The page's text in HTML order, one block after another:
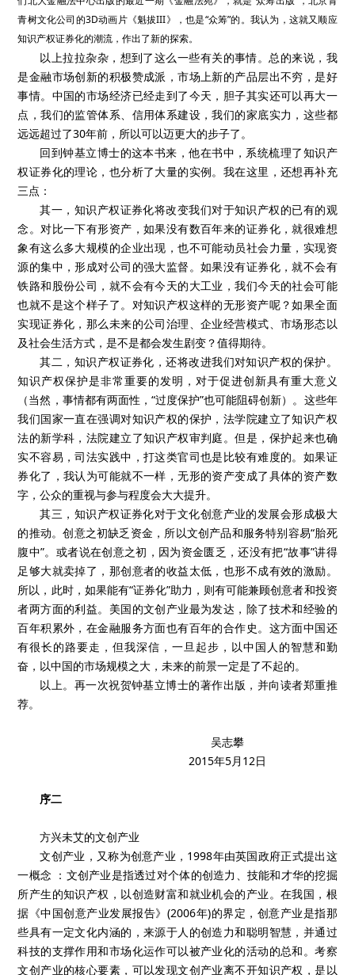
青树文化公司的3D动画片《魁拔III》，也是“众筹”的。我认为，这就又顺应
知识产权证券化的潮流，作出了新的探索。
以上拉拉杂杂，想到了这么一些有关的事情。总的来说，我
是金融市场创新的积极赞成派，市场上新的产品层出不穷，是好
事情。中国的市场经济已经走到了今天，胆子其实还可以再大一
点，我们的监管体系、信用体系建设，我们的家底实力，这些都
远远超过了30年前，所以可以迈更大的步子了。
回到钟基立博士的这本书来，他在书中，系统梳理了知识产
权证券化的理论，也分析了大量的实例。我在这里，还想再补充
三点：
其一，知识产权证券化将改变我们对于知识产权的已有的观
念。对比一下有形资产，如果没有数百年来的证券化，就很难想
象有这么多大规模的企业出现，也不可能动员社会力量，实现资
源的集中，形成对公司的强大监督。如果没有证券化，就不会有
铁路和股份公司，就不会有今天的大工业，我们今天的社会可能
也就不是这个样子了。对知识产权这样的无形资产呢？如果全面
实现证券化，那么未来的公司治理、企业经营模式、市场形态以
及社会生活方式，是不是都会发生剧变？值得期待。
其二，知识产权证券化，还将改进我们对知识产权的保护。
知识产权保护是非常重要的发明，对于促进创新具有重大意义
（当然，事情都有两面性，“过度保护”也可能阻碍创新）。这些年
我们国家一直在强调对知识产权的保护，法学院建立了知识产权
法的新学科，法院建立了知识产权审判庭。但是，保护起来也确
实不容易，司法实践中，打这类官司也是比较有难度的。如果证
券化了，我认为可能就不一样，无形的资产变成了具体的资产数
字，公众的重视与参与程度会大大提升。
其三，知识产权证券化对于文化创意产业的发展会形成极大
的推动。创意之初缺乏资金，所以文创产品和服务特别容易“胎死
腹中”。或者说在创意之初，因为资金匮乏，还没有把“故事”讲得
足够大就卖掉了，那创意者的收益太低，也形不成有效的激励。
所以，此时，如果能有“证券化”助力，则有可能兼顾创意者和投资
者两方面的利益。美国的文创产业最为发达，除了技术和经验的
百年积累外，在金融服务方面也有百年的合作史。这方面中国还
有很长的路要走，但我深信，一旦起步，以中国人的智慧和勤
奋，以中国的市场规模之大，未来的前景一定是了不起的。
以上。再一次祝贺钟基立博士的著作出版，并向读者郑重推
荐。
吴志攀
2015年5月12日
序二
方兴未艾的文创产业
文创产业，又称为创意产业，1998年由英国政府正式提出这
一概念 ：文创产业是指透过对个体的创造力、技能和才华的挖掘
所产生的知识产权，以创造财富和就业机会的产业。在我国，根
据《中国创意产业发展报告》(2006年)的界定，创意产业是指那
些具有一定文化内涵的，来源于人的创造力和聪明智慧，并通过
科技的支撑作用和市场化运作可以被产业化的活动的总和。考察
文创产业的核心要素，可以发现文创产业离不开知识产权，是以